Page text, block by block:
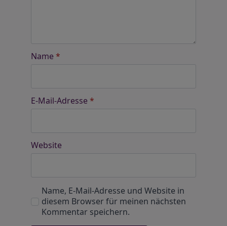
Name *
E-Mail-Adresse *
Website
Name, E-Mail-Adresse und Website in
diesem Browser für meinen nächsten
Kommentar speichern.